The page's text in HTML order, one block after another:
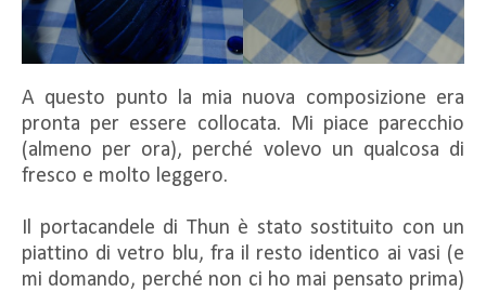
A questo punto la mia nuova composizione era
pronta per essere collocata. Mi piace parecchio
(almeno per ora), perché volevo un qualcosa di
fresco e molto leggero.
Il portacandele di Thun è stato sostituito con un
piattino di vetro blu, fra il resto identico ai vasi (e
mi domando, perché non ci ho mai pensato prima)